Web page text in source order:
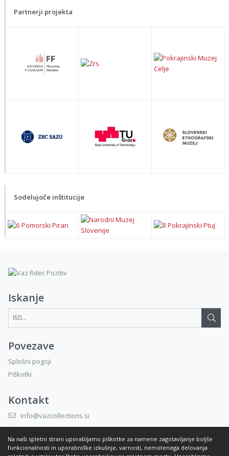
Partnerji projekta
Sodelujoče inštitucije
Iskanje
Išči...:
Povezave
Splošni pogoji
Piškotki
Kontakt
info@vazcollections.si
Na naši spletni strani uporabljamo piškotke za namene zagotavljanje boljše
funkcionalnosti in uporabniške izkušnje, varnosti, nemotenega delovanja